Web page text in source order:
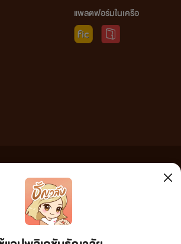
แพลตฟอร์มในเครือ
ม่ขอรับผิดชอบต่อข้อความใดๆ ทั้งสิ้น ดังนั้นผู้อ่านทุกท่านโปรดใช้
ตนเอง และหากท่านพบข้อความใดๆ ที่ขัดต่อกฎหมายและศีลธรรม
เพื่อทีมงานจะได้ดำเนินการในทันที ทั้งนี้ ทางเว็บไซต์ขอสงวน
(ฉบับเพิ่มเติม) พ.ศ.2558